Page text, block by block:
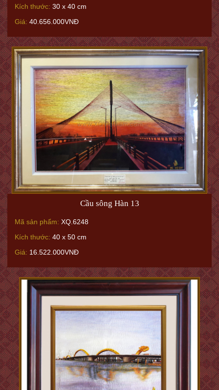
Kích thước: 30 x 40 cm
Giá: 40.656.000VNĐ
Cầu sông Hàn 13
Mã sản phẩm: XQ.6248
Kích thước: 40 x 50 cm
Giá: 16.522.000VNĐ